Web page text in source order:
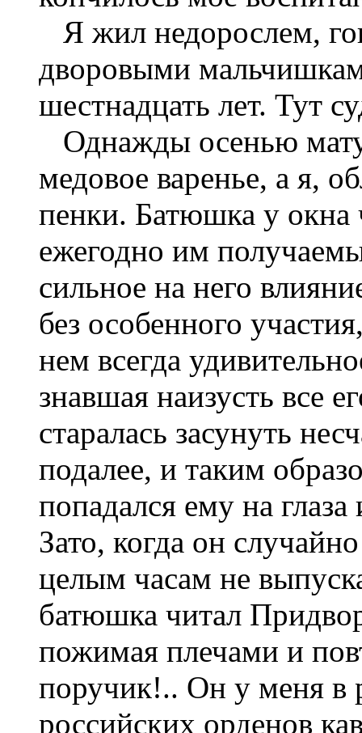
Я жил недорослем,
дворовыми
шестнадцать лет. Тут
Однажды осенью
медовое варенье, а я,
пенки. Батюшка у окна
ежегодно им
сильное на него
без особенного
нем всегда
знавшая наизусть все
старалась засунуть
подалее, и таким
попадался ему на
Зато, когда он
целым часам не
батюшка читал
пожимая плечами и
поручик!.. Он у меня в
российских орденов